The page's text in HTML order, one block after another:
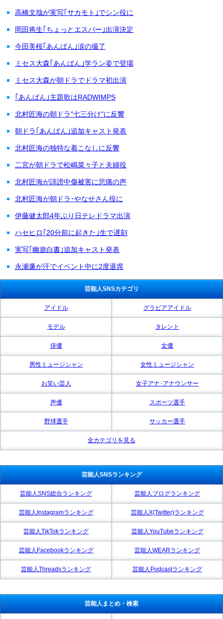
高橋文哉が実写｢サカモト｣でシン役に
岡田将生｢ちょっとエスパー｣出演決定
今田美桜｢あんぱん｣涙の撮了
ミセス大森｢あんぱん｣学ラン姿で登場
ミセス大森が朝ドラでドラマ初出演
｢あんぱん｣主題歌はRADWIMPS
北村匠海の朝ドラ"七三分け"に反響
朝ドラ｢あんぱん｣追加キャスト発表
北村匠海の独特な着こなしに反響
二宮が朝ドラで松嶋菜々子と夫婦役
北村匠海が誹謗中傷被害に悲痛の声
北村匠海が朝ドラ･やなせさん役に
伊藤健太郎4年ぶり日テレドラマ出演
ハセヒロ｢20分前に起きた｣生で遅刻
実写｢幽遊白書｣追加キャスト発表
永瀬廉が汗でイベント中に2度退席
芸能人SNSカテゴリ
アイドル グラビアアイドル
モデル タレント
俳優 女優
男性ミュージシャン 女性ミュージシャン
お笑い芸人 女子アナ･アナウンサー
声優 スポーツ選手
野球選手 サッカー選手
全カテゴリを見る
芸能人SNSランキング
芸能人SNS総合ランキング 芸能人ブログランキング
芸能人Instagramランキング 芸能人X(Twitter)ランキング
芸能人TikTokランキング 芸能人YouTubeランキング
芸能人Facebookランキング 芸能人WEARランキング
芸能人Threadsランキング 芸能人Podcastランキング
芸能人まとめ・検索